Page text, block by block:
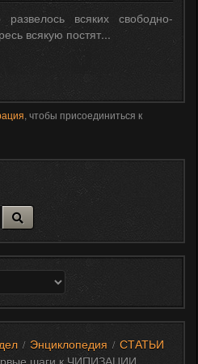
всяких свободно-
всякую постят...
, чтобы присоединиться к
/ Энциклопедия / СТАТЬИ